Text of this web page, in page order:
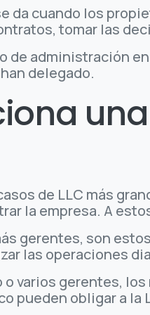
da cuando los
tomar las
de administración
delegado.
de LLC más
la empresa. A
gerentes, son
las operaciones
o varios gerentes,
pueden obligar a